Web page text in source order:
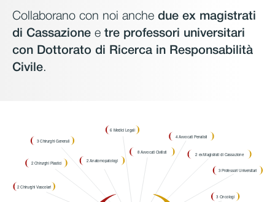
Collaborano con noi anche due ex magistrati
di Cassazione e tre professori universitari
con Dottorato di Ricerca in Responsabilità
Civile.